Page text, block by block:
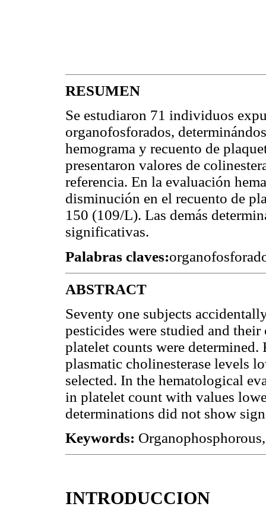
RESUMEN
Se estudiaron 71 individuos
organofosforados,
hemograma y recuento de
presentaron valores de
referencia. En la evaluación
disminución en el recuento de
150 (109/L). Las demás
significativas.
Palabras claves:
ABSTRACT
Seventy one subjects
pesticides were studied and
platelet counts were
plasmatic cholinesterase levels
selected. In the hematological
in platelet count with values
determinations did not show
Keywords:
INTRODUCCION